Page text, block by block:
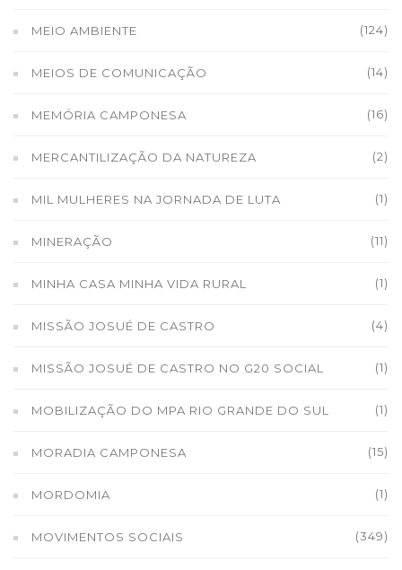
MEIO AMBIENTE (124)
MEIOS DE COMUNICAÇÃO (14)
MEMÓRIA CAMPONESA (16)
MERCANTILIZAÇÃO DA NATUREZA (2)
MIL MULHERES NA JORNADA DE LUTA (1)
MINERAÇÃO (11)
MINHA CASA MINHA VIDA RURAL (1)
MISSÃO JOSUÉ DE CASTRO (4)
MISSÃO JOSUÉ DE CASTRO NO G20 SOCIAL (1)
MOBILIZAÇÃO DO MPA RIO GRANDE DO SUL (1)
MORADIA CAMPONESA (15)
MORDOMIA (1)
MOVIMENTOS SOCIAIS (349)